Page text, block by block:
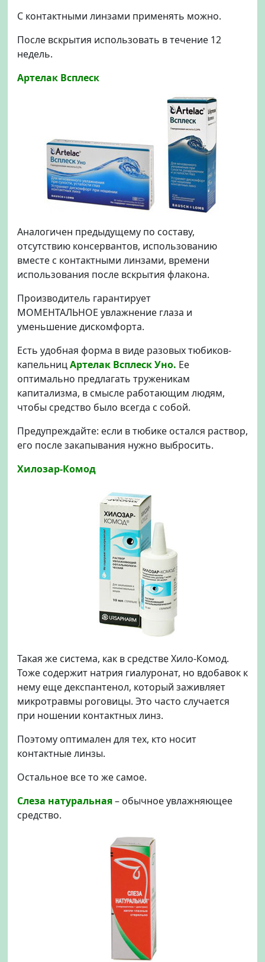
С контактными линзами применять можно.
После вскрытия использовать в течение 12
недель.
Артелак Всплеск
Аналогичен предыдущему по составу,
отсутствию консервантов, использованию
вместе с контактными линзами, времени
использования после вскрытия флакона.
Производитель гарантирует
МОМЕНТАЛЬНОЕ увлажнение глаза и
уменьшение дискомфорта.
Есть удобная форма в виде разовых тюбиков-
капельницАртелак Всплеск Уно. Ее
оптимально предлагать труженикам
капитализма, в смысле работающим людям,
чтобы средство было всегда с собой.
Предупреждайте: если в тюбике остался раствор,
его после закапывания нужно выбросить.
Хилозар-Комод
Такая же система, как в средстве Хило-Комод.
Тоже содержит натрия гиалуронат, но вдобавок к
нему еще декспантенол, который заживляет
микротравмы роговицы. Это часто случается
при ношении контактных линз.
Поэтому оптимален для тех, кто носит
контактные линзы.
Остальное все то же самое.
Слеза натуральная– обычное увлажняющее
средство.